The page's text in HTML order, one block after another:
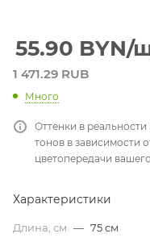
55.90 BYN/
1 471.29 RUB
Много
Оттенки в реальности
тонов в зависимости
цветопередачи
Характеристики
Длина, см — 75 см